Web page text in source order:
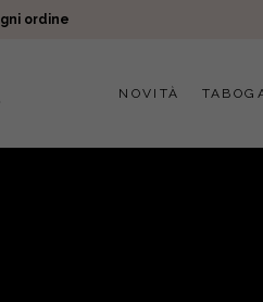
ordine
NOVITÀ